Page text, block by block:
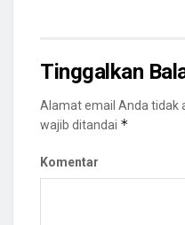
Tinggalkan
Alamat email Anda tidak
wajib ditandai *
Komentar